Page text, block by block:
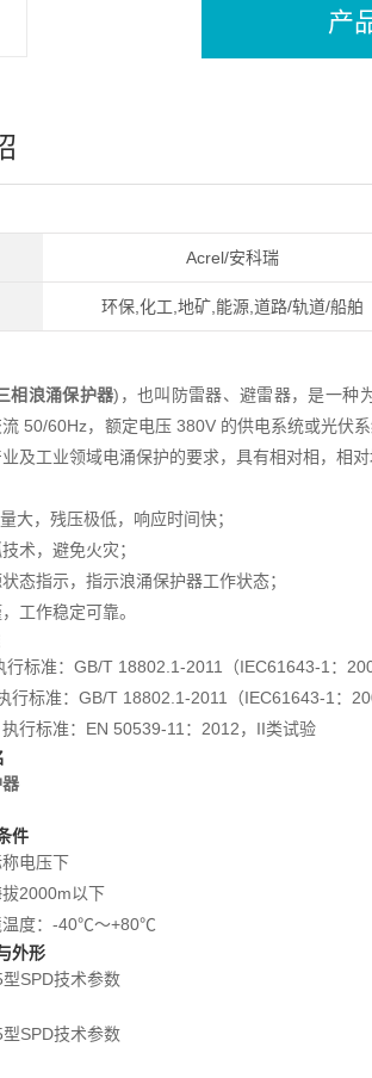
产
Acrel/安科瑞
环保,化工,地矿,能源,道路/轨道/船舶
相浪涌保护器)，也叫防雷器、避雷器，是一种
50/60Hz，额定电压 380V 的供电系统或光伏
及工业领域电涌保护的要求，具有相对相，相
，残压极低，响应时间快；
，避免火灾；
指示，指示浪涌保护器工作状态；
作稳定可靠。
准：GB/T 18802.1-2011（IEC61643-1：
标准：GB/T 18802.1-2011（IEC61643-1：
标准：EN 50539-11：2012，II类试验
件
电压下
2000m以下
度：-40℃～+80℃
外形
SPD技术参数
SPD技术参数